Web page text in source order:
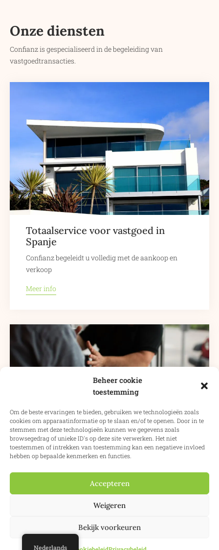
Beheer cookie
toestemming
Om de beste ervaringen te bieden, gebruiken we technologieën zoals
cookies om apparaatinformatie op te slaan en/of te openen. Door in te
stemmen met deze technologieën kunnen we gegevens zoals
browsegedrag of unieke ID's op deze site verwerken. Het niet
toestemmen of intrekken van toestemming kan een negatieve invloed
hebben op bepaalde kenmerken en functies.
Accepteren
Weigeren
Bekijk voorkeuren
Onze diensten
Confianz is gespecialiseerd in de begeleiding van
vastgoedtransacties.
Totaalservice voor vastgoed in
Spanje
Confianz begeleidt u volledig met de aankoop en
verkoop
Meer info
Schenken en erven in Spanje
Wij kunnen uw nalatenschap of schenking in Spanje
Nederlands